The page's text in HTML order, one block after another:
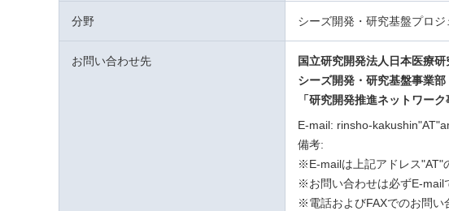
分野 シーズ開発・研究基盤プロジ
お問い合わせ先
国立研究開発法人日本医療
シーズ開発・研究基盤事業
「研究開発推進ネットワー
E-mail: rinsho-
備考:
※E-mailは上記アドレス"AT"
※お問い合わせは必ずE-mail
※電話およびFAXでのお問い